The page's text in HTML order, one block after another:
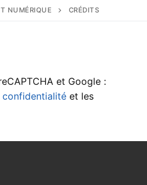
NUMÉRIQUE CRÉDITS
et Google :
et les